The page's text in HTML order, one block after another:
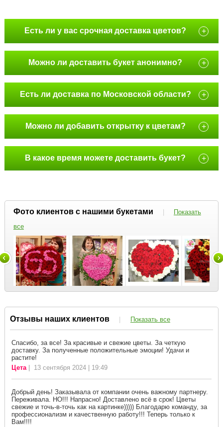
Есть ли у вас срочная доставка цветов? +
Можно ли доставить букет анонимно? +
Есть ли доставка по Московской области? +
Можно ли добавить открытку к цветам? +
В какое время можете доставить букет? +
Фото клиентов с нашими букетами |
Показать
все
Отзывы наших клиентов | Показать все
Спасибо, за все! За красивые и свежие цветы. За четкую
доставку. За полученные положительные эмоции! Удачи и
растите!
Цета| 13 сентября 2024 | 19:49
Добрый день! Заказывала от компании очень важному партнеру.
Переживала. НО!!! Напрасно! Доставлено всё в срок! Цветы
свежие и точь-в-точь как на картинке))))) Благодарю команду, за
профессионализм и качественную работу!!! Теперь только к
Вам!!!!